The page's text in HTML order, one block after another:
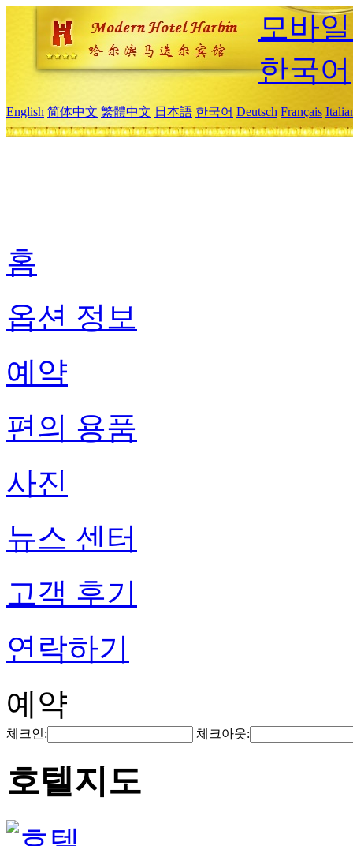
모바
한국어
English 简体中文 繁體中文 日本語 한국어 Deutsch Français
홈
옵션 정보
예약
편의 용품
사진
뉴스 센터
고객 후기
연락하기
예약
체크인: 체크아웃:
호텔지도